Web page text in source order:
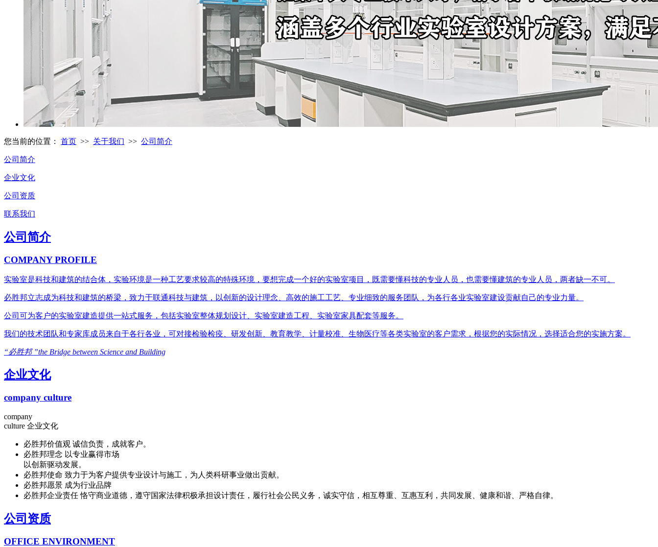
您当前的位置： 首页 >> 关于我们 >> 公司简介
公司简介
企业文化
公司资质
联系我们
公司简介
COMPANY PROFILE
实验室是科技和建筑的结合体，实验环境是一种工艺要求较高的特殊环境，要想完成一个好的实验室项目，既需要懂科技的专业人员，也需要懂建筑的专业人员，两者缺一不可。
必胜邦立志成为科技和建筑的桥梁，致力于联通科技与建筑，以创新的设计理念、高效的施工工艺、专业细致的服务团队，为各行各业实验室建设贡献自己的专业力量。
公司可为客户的实验室建造提供一站式服务，包括实验室整体规划设计、实验室建造工程、实验室家具配套等服务。
我们的技术团队和专家库成员来自于各行各业，可对接检验检疫、研发创新、教育教学、计量校准、生物医疗等各类实验室的客户需求，根据您的实际情况，选择适合您的实施方案。
“必胜邦 ”the Bridge between Science and Building
企业文化
company culture
company
culture 企业文化
必胜邦价值观 诚信负责，成就客户。
必胜邦理念 以专业赢得市场
以创新驱动发展。
必胜邦使命 致力于为客户提供专业设计与施工，为人类科研事业做出贡献。
必胜邦愿景 成为行业品牌
必胜邦企业责任 恪守商业道德，遵守国家法律积极承担设计责任，履行社会公民义务，诚实守信，相互尊重、互惠互利，共同发展、健康和谐、严格自律。
公司资质
OFFICE ENVIRONMENT